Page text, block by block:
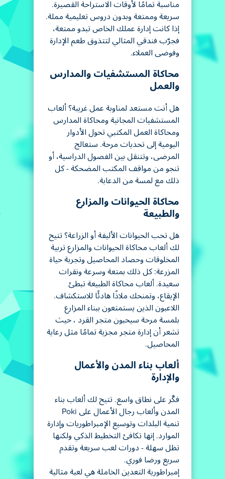
مناسبة تمامًا لأوقات الاستراحة القصيرة.
سريعة وممتعة وبدون دروس تعليمية مملة.
إذا كانت إدارة عملك الخاص تبدو ممتعة،
فجرّب فندقي المثالي لتتذوق طعم الإدارة
وفوضى العملاء.
محاكاة المستشفيات والمدارس
والعمل
هل أنت مستعد لمناوبة عمل غريبة؟ ألعاب
المستشفيات المجانية ومحاكاة المدارس
ومحاكاة العمل المكتبي تحول الأدوار
اليومية إلى تحديات مرحة. ستعالج
المرضى، وتتنقل بين الفصول الدراسية، أو
تنجو من مواقف المكتب المضحكة - كل
ذلك مع لمسة من الدعابة.
محاكاة الحيوانات والمزارع
والطبيعة
هل تحب الحيوانات الأليفة أو الزراعة؟ تتيح
لك ألعاب محاكاة الحيوانات والمزارع تربية
المخلوقات وحصاد المحاصيل وتجربة حياة
المزرعة: كل ذلك بمتعة وسرعة ونقرات
سعيدة. ألعاب محاكاة الطبيعة تبطئ
الإيقاع، وتمنحك ملاذًا هادئًا للاستكشاف.
اللاعبون الذين يستمتعون ببناء المزارع
بلمسة مرحة سيحبون متجر القرد ، حيث
تشعر أن إدارة متجر مجزية تمامًا مثل رعاية
المحاصيل.
ألعاب بناء المدن والأعمال
والإدارة
فكّر على نطاق واسع. تتيح لك ألعاب بناء
المدن وألعاب رجال الأعمال على Poki
تنمية البلدات وتوسيع الإمبراطوريات وإدارة
الموارد. إنها تكافئ التخطيط الذكي ولكنها
تظل سهلة - دورات لعب سريعة وتقدم
سريع ورضا فوري.
إمبراطورية التعدين الخاملة هي لعبة مثالية